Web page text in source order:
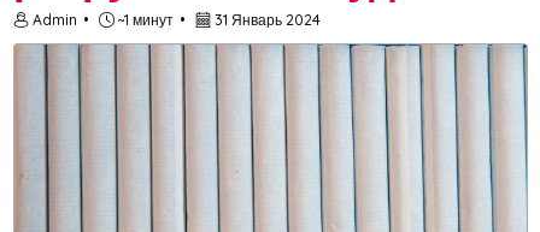
Admin ~1 минут 31 Январь 2024